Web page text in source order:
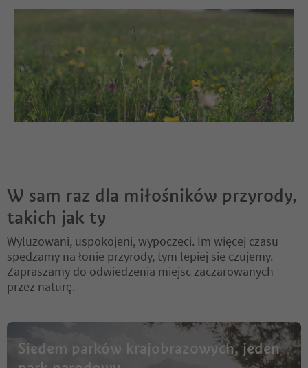
W sam raz dla miłośników przyrody,
takich jak ty
Wyluzowani, uspokojeni, wypoczęci. Im więcej czasu
spędzamy na łonie przyrody, tym lepiej się czujemy.
Zapraszamy do odwiedzenia miejsc zaczarowanych
przez naturę.
Siedem parków krajobrazowych, jeden